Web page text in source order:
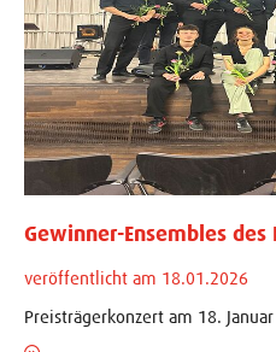
Gewinner-Ensembles
veröffentlicht am 18.01.2026
Preisträgerkonzert am 18. Januar